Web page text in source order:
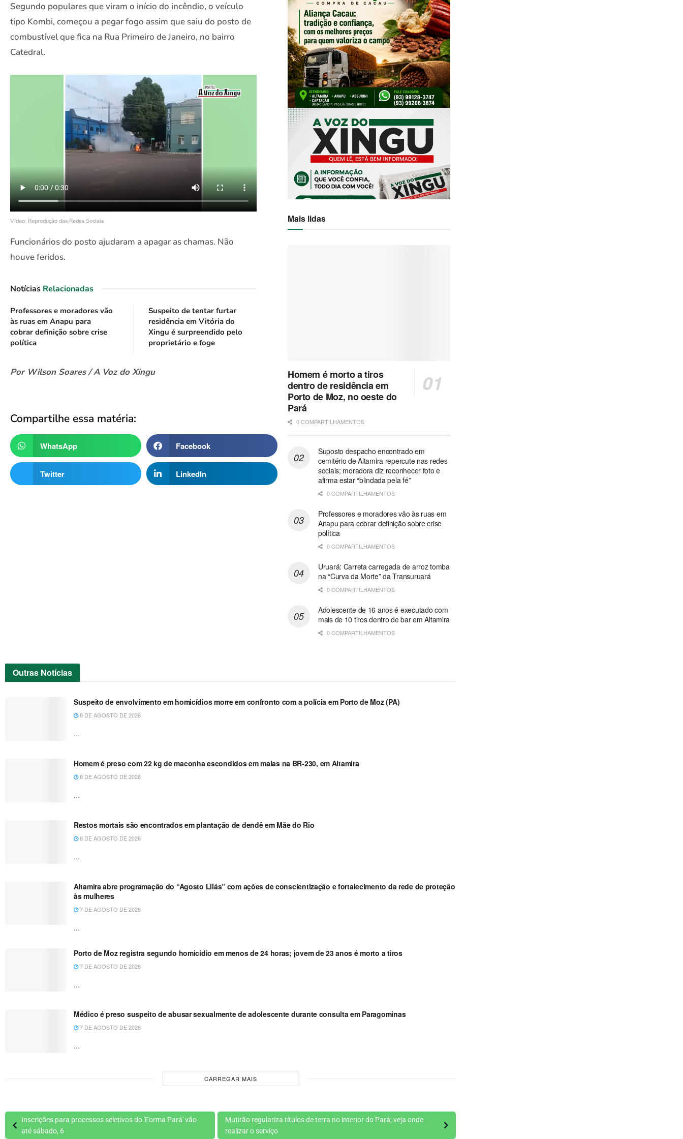
Segundo populares que viram o início do incêndio, o veículo
tipo Kombi, começou a pegar fogo assim que saiu do posto de
combustível que fica na Rua Primeiro de Janeiro, no bairro
Catedral.
Vídeo: Reprodução das Redes Sociais
Funcionários do posto ajudaram a apagar as chamas. Não
houve feridos.
Notícias Relacionadas
Professores e moradores vão
às ruas em Anapu para
cobrar definição sobre crise
política
Suspeito de tentar furtar
residência em Vitória do
Xingu é surpreendido pelo
proprietário e foge
Por Wilson Soares / A Voz do Xingu
Compartilhe essa matéria:
WhatsApp Facebook
Twitter LinkedIn
Mais lidas
Homem é morto a tiros
dentro de residência em
Porto de Moz, no oeste do
Pará
0 COMPARTILHAMENTOS
Suposto despacho encontrado em
cemitério de Altamira repercute nas redes
sociais; moradora diz reconhecer foto e
afirma estar “blindada pela fé”
0 COMPARTILHAMENTOS
Professores e moradores vão às ruas em
Anapu para cobrar definição sobre crise
política
0 COMPARTILHAMENTOS
Uruará: Carreta carregada de arroz tomba
na “Curva da Morte” da Transuruará
0 COMPARTILHAMENTOS
Adolescente de 16 anos é executado com
mais de 10 tiros dentro de bar em Altamira
0 COMPARTILHAMENTOS
Outras Notícias
Suspeito de envolvimento em homicídios morre em confronto com a polícia em Porto de Moz (PA)
8 DE AGOSTO DE 2026
...
Homem é preso com 22 kg de maconha escondidos em malas na BR-230, em Altamira
8 DE AGOSTO DE 2026
...
Restos mortais são encontrados em plantação de dendê em Mãe do Rio
8 DE AGOSTO DE 2026
...
Altamira abre programação do “Agosto Lilás” com ações de conscientização e fortalecimento da rede de proteção
às mulheres
7 DE AGOSTO DE 2026
...
Porto de Moz registra segundo homicídio em menos de 24 horas; jovem de 23 anos é morto a tiros
7 DE AGOSTO DE 2026
...
Médico é preso suspeito de abusar sexualmente de adolescente durante consulta em Paragominas
7 DE AGOSTO DE 2026
...
CARREGAR MAIS
Inscrições para processos seletivos do 'Forma Pará' vão
até sábado, 6
Mutirão regulariza títulos de terra no interior do Pará; veja onde
realizar o serviço